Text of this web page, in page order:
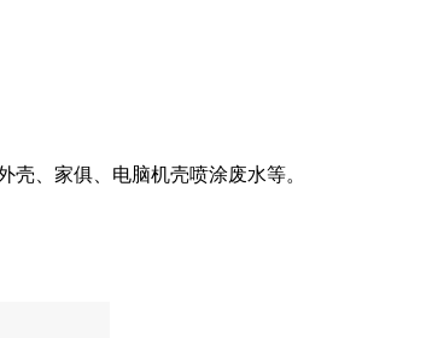
、家俱、电脑机壳喷涂废水等。